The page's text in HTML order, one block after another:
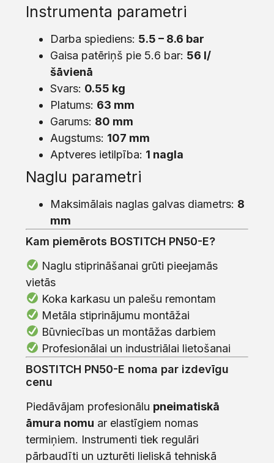
Instrumenta parametri
Darba spiediens: 5.5 – 8.6 bar
Gaisa patēriņš pie 5.6 bar: 56 l/
šāvienā
Svars: 0.55 kg
Platums: 63 mm
Garums: 80 mm
Augstums: 107 mm
Aptveres ietilpība: 1 nagla
Naglu parametri
Maksimālais naglas galvas diametrs: 8
mm
Kam piemērots BOSTITCH PN50-E?
Naglu stiprināšanai grūti pieejamās
vietās
Koka karkasu un palešu remontam
Metāla stiprinājumu montāžai
Būvniecības un montāžas darbiem
Profesionālai un industriālai lietošanai
BOSTITCH PN50-E noma par izdevīgu
cenu
Piedāvājam profesionālu pneimatiskā
āmura nomu ar elastīgiem nomas
termiņiem. Instrumenti tiek regulāri
pārbaudīti un uzturēti lieliskā tehniskā